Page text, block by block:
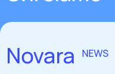
NEWS
Novara